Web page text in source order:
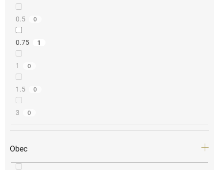
0.5 0
0.75 1
1 0
1.5 0
3 0
Obec